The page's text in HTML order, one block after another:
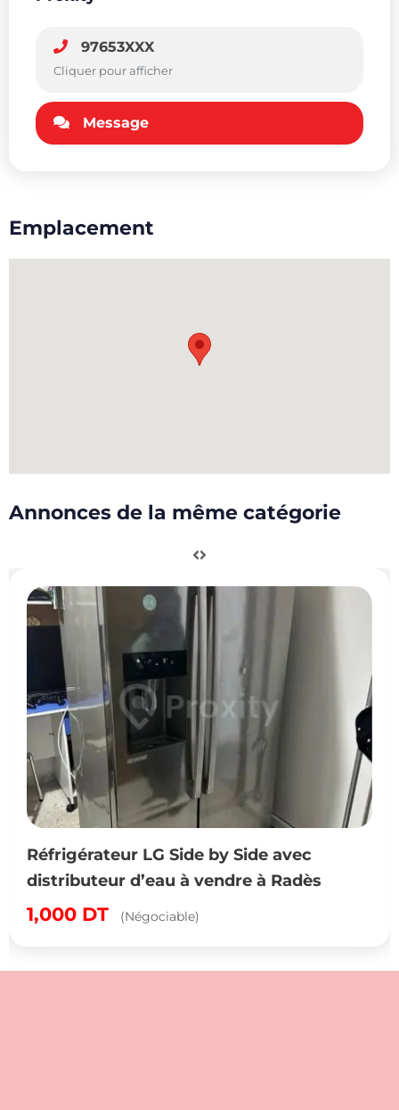
97653XXX
Cliquer pour afficher
Message
Emplacement
Annonces de la même catégorie
Réfrigérateur LG Side by Side avec
distributeur d’eau à vendre à Radès
1,000 DT (Négociable)